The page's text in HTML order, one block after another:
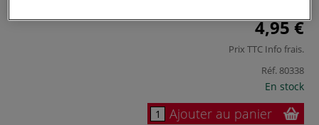
4,95 €
Prix TTC Info frais.
Réf. 80338
En stock
Ajouter au panier